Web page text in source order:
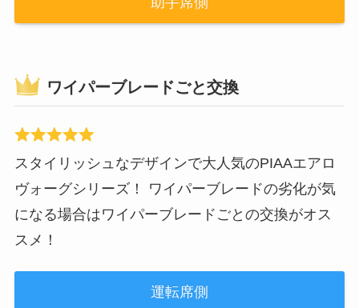
ワイパーブレードごと交換
スタイリッシュなデザインで大人気のPIAAエアロ
ヴォーグシリーズ！ ワイパーブレードの劣化が気
になる場合はワイパーブレードごとの交換がオス
スメ！
運転席側